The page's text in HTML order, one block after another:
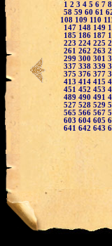
1 2 3 4 5 6 7 8
58 59 60 61
108 109 110 111
147 148 149
185 186 187
223 224 225
261 262 263
299 300 301
337 338 339
375 376 377
413 414 415
451 452 453
489 490 491
527 528 529
565 566 567
603 604 605
641 642 643